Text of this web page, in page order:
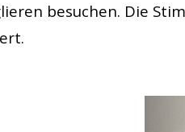
besuchen. Die